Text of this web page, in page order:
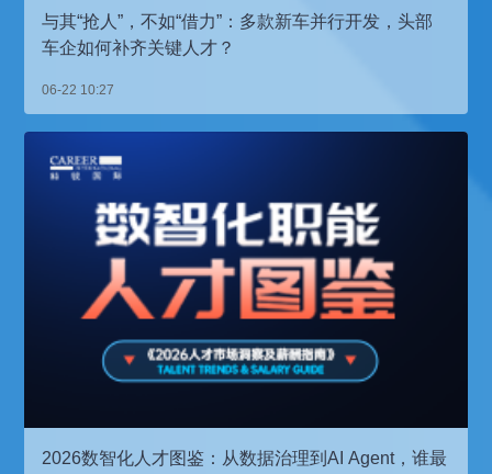
与其“抢人”，不如“借力”：多款新车并行开发，头部
车企如何补齐关键人才？
06-22 10:27
2026数智化人才图鉴：从数据治理到AI Agent，谁最